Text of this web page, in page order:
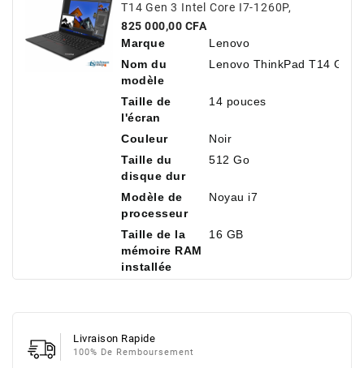
T14 Gen 3 Intel Core I7-1260P,
14" Antireflet, 16 Go De RAM,
512 Go De SSD NVMe
Prix
825 000,00 CFA
Marque
Lenovo
Nom du
modèle
Lenovo ThinkPad T14 Gen
Taille de
l'écran
14 pouces
Couleur
Noir
Taille du
disque dur
512 Go
Modèle de
processeur
Noyau i7
Taille de la
mémoire RAM
installée
16 GB
Livraison Rapide
100% De Remboursement